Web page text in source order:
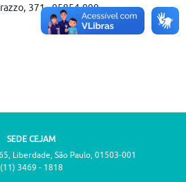
371 , 05854-090
SEDE CEJAM
Liberdade, São Paulo, 01503-001
(11) 3469 - 1818